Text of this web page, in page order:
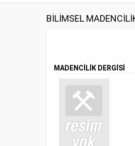
BİLİMSEL
MADENCİLİK DERGİSİ